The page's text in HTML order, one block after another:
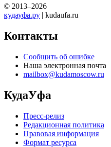
© 2013–2026
кудауфа.ру | kudaufa.ru
Контакты
Сообщить об ошибке
Наша электронная почта
mailbox@kudamoscow.ru
КудаУфа
Пресс-релиз
Редакционная политика
Правовая информация
Формат ресурса